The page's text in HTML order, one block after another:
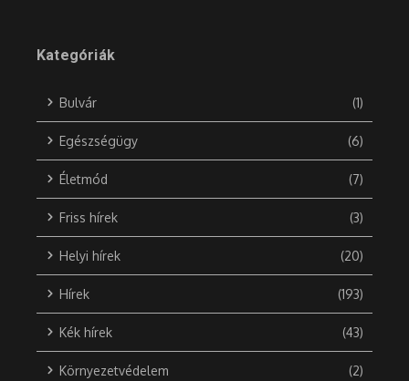
Kategóriák
Bulvár (1)
Egészségügy (6)
Életmód (7)
Friss hírek (3)
Helyi hírek (20)
Hírek (193)
Kék hírek (43)
Környezetvédelem (2)